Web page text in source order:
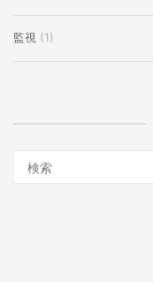
監視 (1)